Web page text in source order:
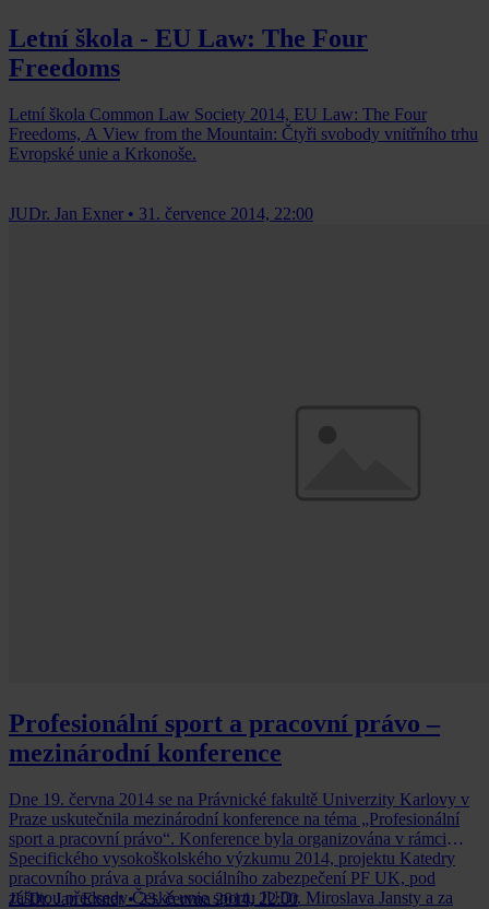
Letní škola - EU Law: The Four
Freedoms
Letní škola Common Law Society 2014, EU Law: The Four
Freedoms, A View from the Mountain: Čtyři svobody vnitřního trhu
Evropské unie a Krkonoše.
JUDr. Jan Exner • 31. července 2014, 22:00
Profesionální sport a pracovní právo –
mezinárodní konference
Dne 19. června 2014 se na Právnické fakultě Univerzity Karlovy v
Praze uskutečnila mezinárodní konference na téma „Profesionální
sport a pracovní právo“. Konference byla organizována v rámci
Specifického vysokoškolského výzkumu 2014, projektu Katedry
pracovního práva a práva sociálního zabezpečení PF UK, pod
záštitou předsedy České unie sportu JUDr. Miroslava Jansty a za
JUDr. Jan Exner • 23. června 2014, 22:00